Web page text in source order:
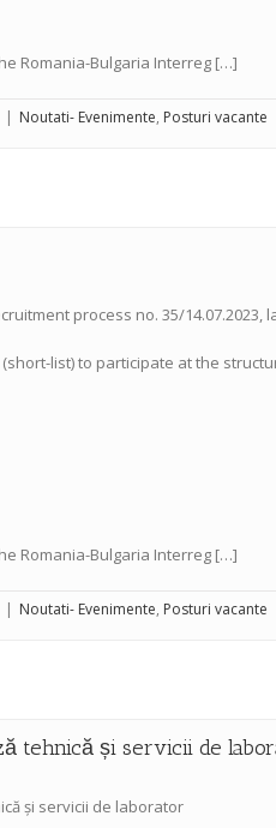
Romania-Bulgaria Interreg […]
| Noutati- Evenimente, Posturi vacante
process no. 35/
list) to participate at the
Romania-Bulgaria Interreg […]
| Noutati- Evenimente, Posturi vacante
tehnică și servicii de
și servicii de laborator